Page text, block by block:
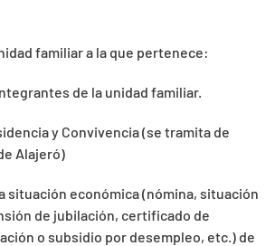
familiar a la que pertenece:
de la unidad familiar.
y Convivencia (se tramita de
Alajeró)
situación económica (nómina, situación
de jubilación, certificado de
o subsidio por desempleo, etc.) de